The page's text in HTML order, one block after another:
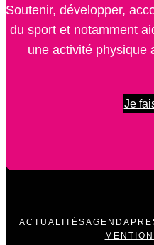
Soutenir, développer,
du sport et notamment
une activité physique
Je
ACTUALITÉSAGENDA